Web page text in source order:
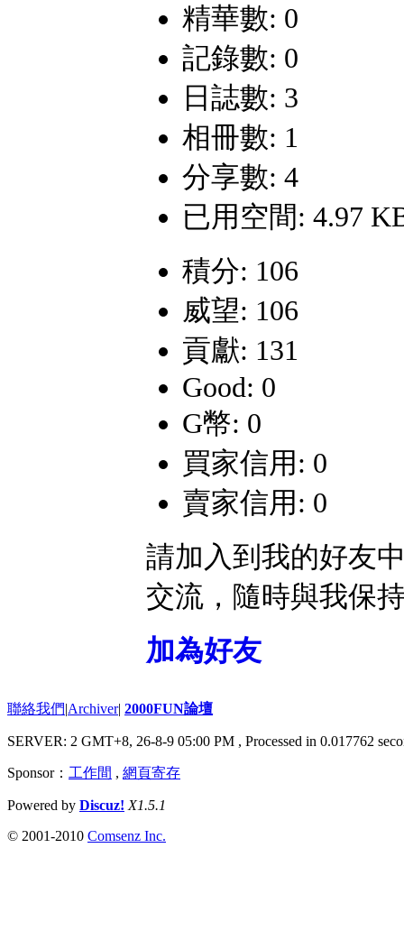
精華數: 0
記錄數: 0
日誌數: 3
相冊數: 1
分享數: 4
已用空間: 4.97
積分: 106
威望: 106
貢獻: 131
Good: 0
G幣: 0
買家信用: 0
賣家信用: 0
請加入到我的好友
交流，隨時與我保
加為好友
聯絡我們|Archiver| 2000FUN論壇
SERVER: 2 GMT+8, 26-8-9 05:00 PM , Processed in 0.017762
Sponsor： 工作間 , 網頁寄存
Powered by Discuz! X1.5.1
© 2001-2010 Comsenz Inc.